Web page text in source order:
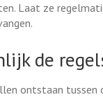
Laat ze
de
ontstaan